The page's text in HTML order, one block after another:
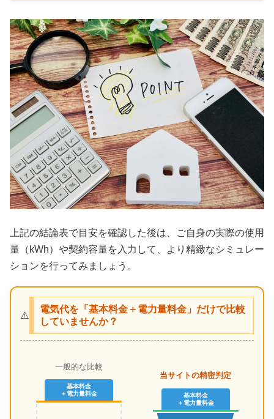
上記の結論表で目安を確認した後は、ご自身の実際の使用
量（kWh）や契約容量を入力して、より精緻なシミュレー
ションを行ってみましょう。
⚠️
電気代を「基本料金＋電力量料金」だけで比較
していませんか？
一般的な比較
基本料金
＋電力量料金
当サイトの精密判定
基本料金
＋電力量料金